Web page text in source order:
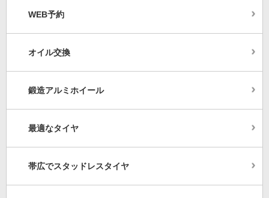
WEB予約
オイル交換
鍛造アルミホイール
最適なタイヤ
帯広でスタッドレスタイヤ